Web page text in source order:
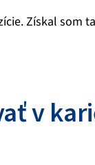
Získal som
v